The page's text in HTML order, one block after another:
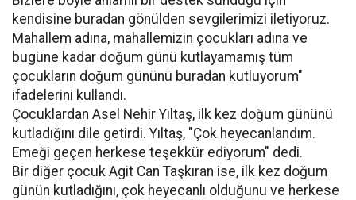
kendisine buradan gönülden sevgilerimizi iletiyoruz.
Mahallem adına, mahallemizin çocukları adına ve
bugüne kadar doğum günü kutlayamamış tüm
çocukların doğum gününü buradan kutluyorum"
ifadelerini kullandı.
Çocuklardan Asel Nehir Yıltaş, ilk kez doğum gününü
kutladığını dile getirdi. Yıltaş, "Çok heyecanlandım.
Emeği geçen herkese teşekkür ediyorum" dedi.
Bir diğer çocuk Agit Can Taşkıran ise, ilk kez doğum
günün kutladığını, çok heyecanlı olduğunu ve herkese